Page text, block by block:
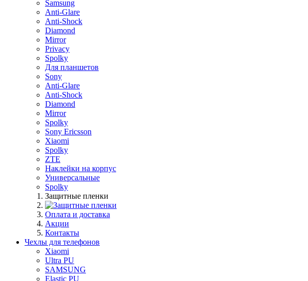
Samsung
Anti-Glare
Anti-Shock
Diamond
Mirror
Privacy
Spolky
Для планшетов
Sony
Anti-Glare
Anti-Shock
Diamond
Mirror
Spolky
Sony Ericsson
Xiaomi
Spolky
ZTE
Наклейки на корпус
Универсальные
Spolky
Защитные пленки
Оплата и доставка
Акции
Контакты
Чехлы для телефонов
Xiaomi
Ultra PU
SAMSUNG
Elastic PU